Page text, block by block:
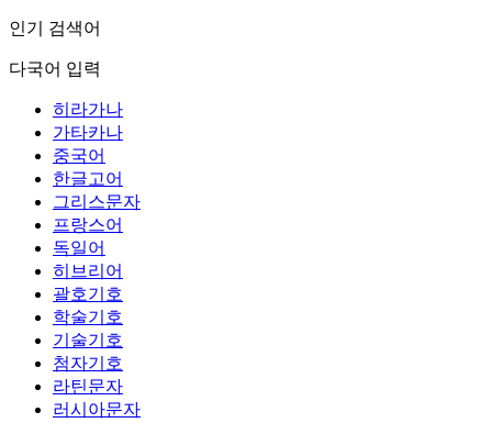
인기 검색어
다국어 입력
히라가나
가타카나
중국어
한글고어
그리스문자
프랑스어
독일어
히브리어
괄호기호
학술기호
기술기호
첨자기호
라틴문자
러시아문자